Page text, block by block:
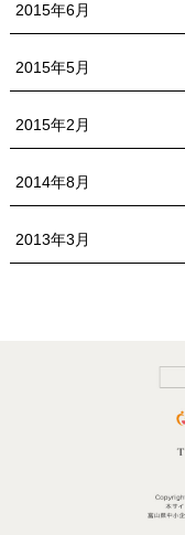
2015年6月
2015年5月
2015年2月
2014年8月
2013年3月